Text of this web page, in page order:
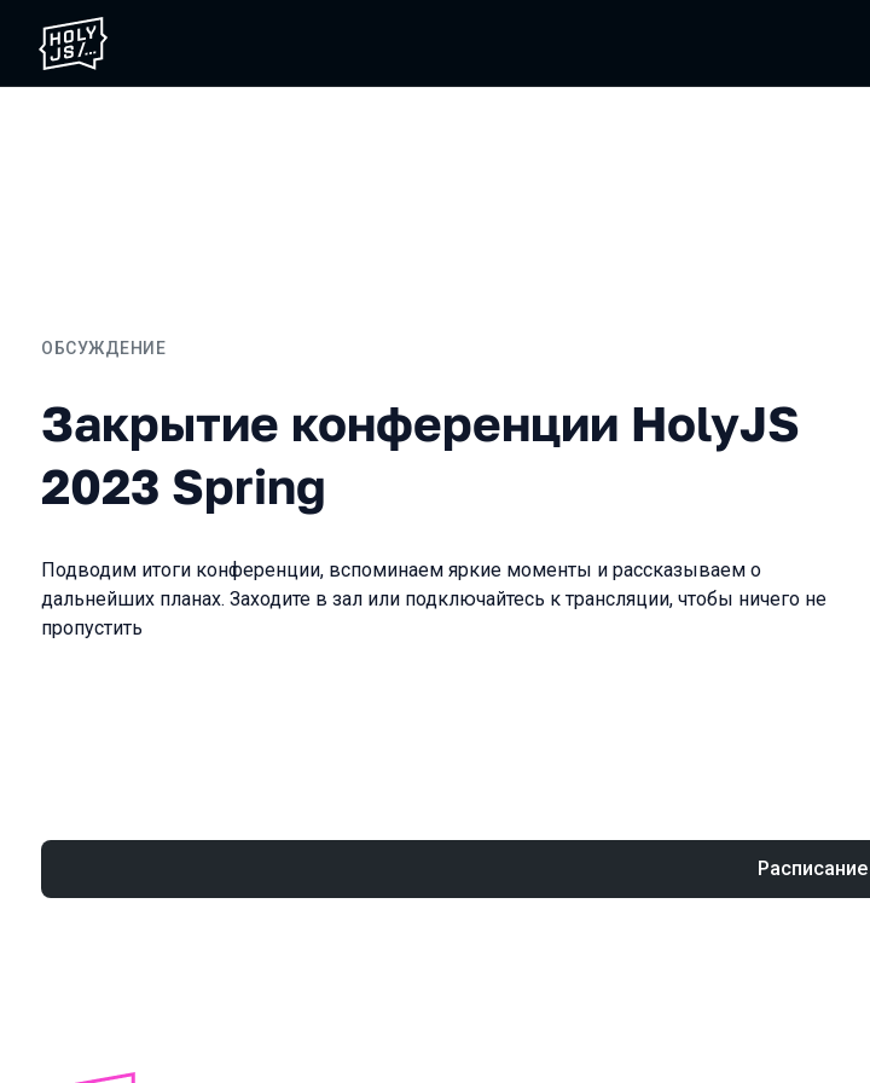
ОБСУЖДЕНИЕ
Закрытие конференции HolyJS 2023 Spring
Закрытие конференции HolyJS
2023 Spring
Подводим итоги конференции, вспоминаем яркие моменты и рассказываем о
дальнейших планах. Заходите в зал или подключайтесь к трансляции, чтобы ничего не
пропустить
Расписание